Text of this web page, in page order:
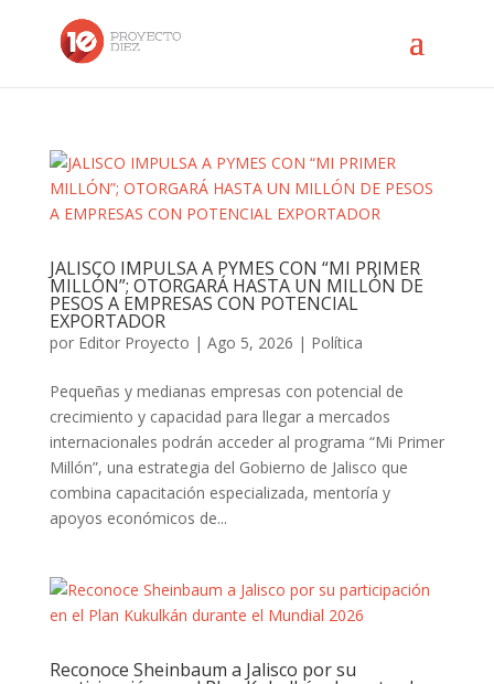
JALISCO IMPULSA A PYMES CON “MI PRIMER
MILLÓN”; OTORGARÁ HASTA UN MILLÓN DE
PESOS A EMPRESAS CON POTENCIAL
EXPORTADOR
por Editor Proyecto | Ago 5, 2026 | Política
Pequeñas y medianas empresas con potencial de
crecimiento y capacidad para llegar a mercados
internacionales podrán acceder al programa “Mi Primer
Millón”, una estrategia del Gobierno de Jalisco que
combina capacitación especializada, mentoría y
apoyos económicos de...
Reconoce Sheinbaum a Jalisco por su